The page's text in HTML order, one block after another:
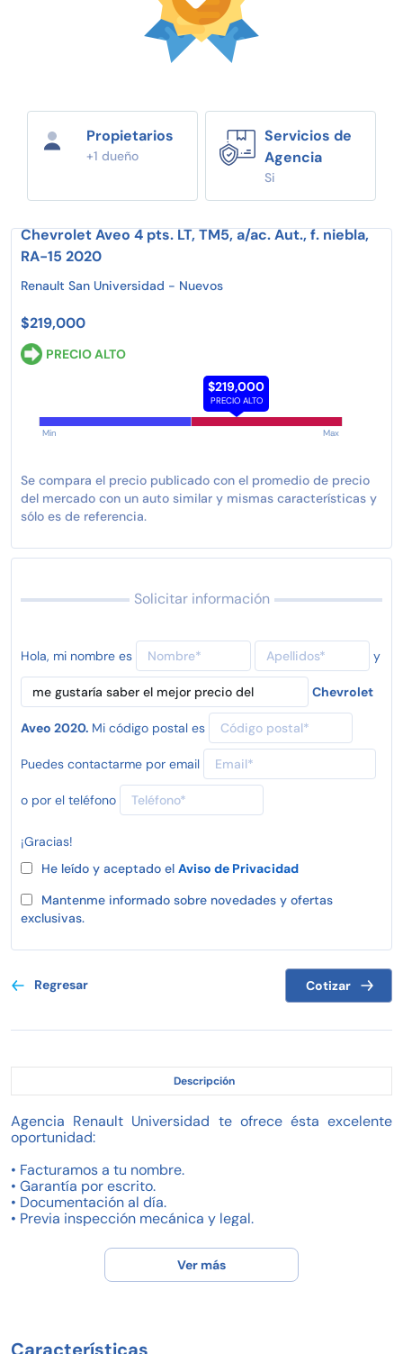
Propietarios
+1 dueño
Servicios de
Agencia
Si
Chevrolet Aveo 4 pts. LT, TM5, a/ac. Aut., f. niebla,
RA-15 2020
Renault San Universidad - Nuevos
$219,000
PRECIO ALTO
$219,000
PRECIO ALTO
Min Max
Se compara el precio publicado con el promedio de precio
del mercado con un auto similar y mismas características y
sólo es de referencia.
Solicitar información
Hola, mi nombre es y
Chevrolet
Aveo 2020. Mi código postal es
Puedes contactarme por email
o por el teléfono
¡Gracias!
He leído y aceptado el Aviso de Privacidad
Mantenme informado sobre novedades y ofertas
exclusivas.
Regresar Cotizar
Descripción
Agencia Renault Universidad te ofrece ésta excelente
oportunidad:
• Facturamos a tu nombre.
• Garantía por escrito.
• Documentación al día.
• Previa inspección mecánica y legal.
• Financiamiento con NR Finance, o banco de tu
• Enganche desde el 15% y plazo de hasta 60 meses.
• Unidades limpias y sanitizadas.
Ver más
Características